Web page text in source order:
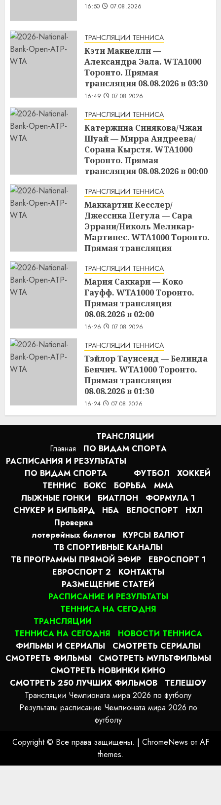
16:50 07.08.2026
ТРАНСЛЯЦИИ ТЕННИСА
Кэти Макнелли —
Александра Эала. WTA1000
Торонто. Прямая
трансляция 08.08.2026 в 03:30
16:49 07.08.2026
ТРАНСЛЯЦИИ ТЕННИСА
Катержина Синякова/Чжан
Шуай — Мирра Андреева/
Сорана Кырстя. WTA1000
Торонто. Прямая
трансляция 08.08.2026 в 00:00
ТРАНСЛЯЦИИ ТЕННИСА
Маккартни Кесслер/
Джессика Пегула — Сара
Эррани/Николь Меликар-
Мартинес. WTA1000 Торонто.
Прямая трансляция
16:45 07.08.2026
ТРАНСЛЯЦИИ ТЕННИСА
Мария Саккари — Коко
Гауфф. WTA1000 Торонто.
Прямая трансляция
08.08.2026 в 02:00
16:26 07.08.2026
ТРАНСЛЯЦИИ ТЕННИСА
Тэйлор Таунсенд — Белинда
Бенчич. WTA1000 Торонто.
Прямая трансляция
08.08.2026 в 01:30
16:24 07.08.2026
Главная
ТРАНСЛЯЦИИ
ПО ВИДАМ СПОРТA
РАСПИСАНИЯ И РЕЗУЛЬТАТЫ
ПО ВИДАМ СПОРТА
ФУТБОЛ
ХОККЕЙ
ТЕННИС
БОКС БОРЬБА
MMA
ЛЫЖНЫЕ ГОНКИ
БИАТЛОН
ФОРМУЛА 1
СНУКЕР И БИЛЬЯРД
НБА ВЕЛОСПОРТ
НХЛ
Проверка
лотерейных билетов
КУРСЫ ВАЛЮТ
ТВ СПОРТИВНЫЕ КАНАЛЫ
ТВ ПРОГРАММЫ ПРЯМОЙ ЭФИР
ЕВРОСПОРТ 1
ЕВРОСПОРТ 2
КОНТАКТЫ
РАЗМЕЩЕНИЕ СТАТЕЙ
РАСПИСАНИЕ И РЕЗУЛЬТАТЫ
ТЕННИСА НА СЕГОДНЯ
ТРАНСЛЯЦИИ
ТЕННИСА НА СЕГОДНЯ
НОВОСТИ ТЕННИСА
ФИЛЬМЫ И СЕРИАЛЫ
СМОТРЕТЬ СЕРИАЛЫ
СМОТРЕТЬ ФИЛЬМЫ
СМОТРЕТЬ МУЛЬТФИЛЬМЫ
СМОТРЕТЬ НОВИНКИ КИНО
СМОТРЕТЬ 250 ЛУЧШИХ ФИЛЬМОВ
ТЕЛЕШОУ
Трансляции Чемпионата мира 2026 по футболу
Результаты расписание Чемпионата мира 2026 по
футболу
Copyright © Все права защищены. | ChromeNews от AF
themes.